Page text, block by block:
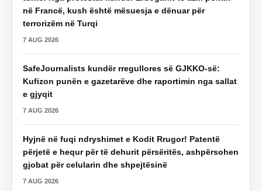
në Francë, kush është mësuesja e dënuar për
terrorizëm në Turqi
7 AUG 2026
SafeJournalists kundër rregullores së GJKKO-së:
Kufizon punën e gazetarëve dhe raportimin nga sallat
e gjyqit
7 AUG 2026
Hyjnë në fuqi ndryshimet e Kodit Rrugor! Patentë
përjetë e hequr për të dehurit përsëritës, ashpërsohen
gjobat për celularin dhe shpejtësinë
7 AUG 2026